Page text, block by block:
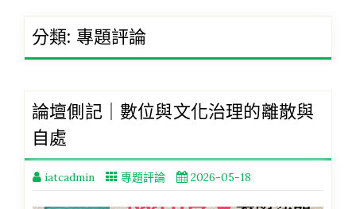
分類: 專題評論
論壇側記｜數位與文化治理的離散與
自處
iatcadmin 專題評論 2026-05-18